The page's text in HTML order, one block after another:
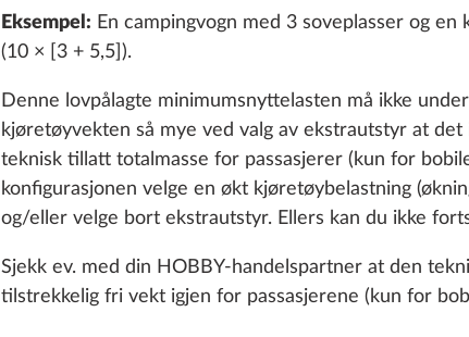
Eksempel: En campingvogn med 3 soveplasser og
(10 × [3 + 5,5]).
Denne lovpålagte minimumsnyttelasten må ikke
kjøretøyvekten så mye ved valg av ekstrautstyr at
teknisk tillatt totalmasse for passasjerer (kun for
konfigurasjonen velge en økt kjøretøybelastning
og/eller velge bort ekstrautstyr. Ellers kan du ikke
Sjekk ev. med din HOBBY-handelspartner at den
tilstrekkelig fri vekt igjen for passasjerene (kun for